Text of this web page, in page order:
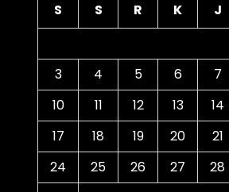
S S R K J
3
4 5 6 7
10
11 12 13 14
17
18 19 20 21
24
25 26 27 28